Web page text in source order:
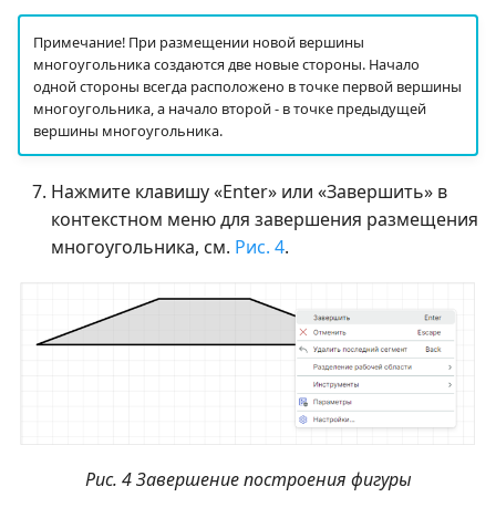
Примечание! При размещении новой вершины
многоугольника создаются две новые стороны. Начало
одной стороны всегда расположено в точке первой вершины
многоугольника, а начало второй - в точке предыдущей
вершины многоугольника.
Нажмите клавишу «Enter» или «Завершить» в
контекстном меню для завершения размещения
многоугольника, см. Рис. 4.
Рис. 4 Завершение построения фигуры